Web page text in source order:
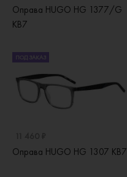
Оправа HUGO HG 1377/G
KB7
ПОД ЗАКАЗ
Оправа HUGO HG 1307 KB7